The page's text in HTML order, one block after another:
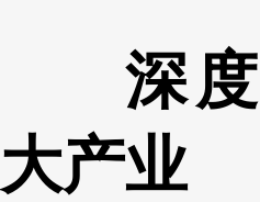
深
大产业